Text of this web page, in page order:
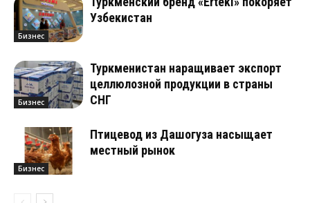
Бизнес
Узбекистан
Бизнес
Туркменистан наращивает экспорт
целлюлозной продукции в страны
СНГ
Бизнес
Птицевод из Дашогуза насыщает
местный рынок